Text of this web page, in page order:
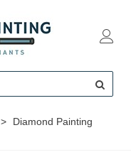
>
Diamond Painting